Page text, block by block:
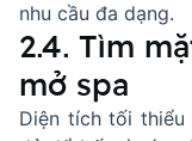
nhu cầu đa dạng.
2.4. Tìm
mở spa
Diện tích tối